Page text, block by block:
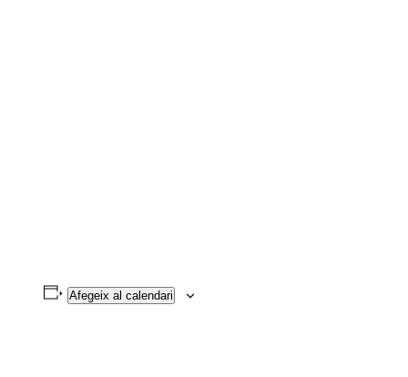
Afegeix al calendari